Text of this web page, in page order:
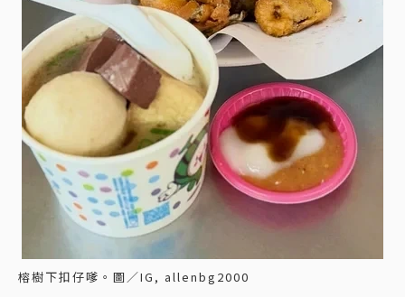
榕樹下扣仔嗲。圖／IG, allenbg2000